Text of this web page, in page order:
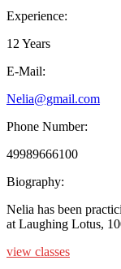
Experience:
12 Years
E-Mail:
Nelia@gmail.com
Phone Number:
49989666100
Biography:
Nelia has been
at Laughing Lotus,
view classes